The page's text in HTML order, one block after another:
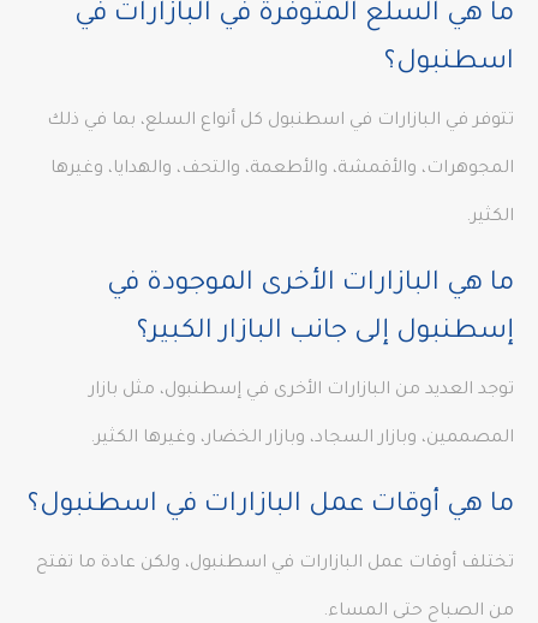
ما هي السلع المتوفرة في البازارات في
اسطنبول؟
تتوفر في البازارات في اسطنبول كل أنواع السلع، بما في ذلك
المجوهرات، والأقمشة، والأطعمة، والتحف، والهدايا، وغيرها
الكثير.
ما هي البازارات الأخرى الموجودة في
إسطنبول إلى جانب البازار الكبير؟
توجد العديد من البازارات الأخرى في إسطنبول، مثل بازار
المصممين، وبازار السجاد، وبازار الخضار، وغيرها الكثير.
ما هي أوقات عمل البازارات في اسطنبول؟
تختلف أوقات عمل البازارات في اسطنبول، ولكن عادة ما تفتح
من الصباح حتى المساء.